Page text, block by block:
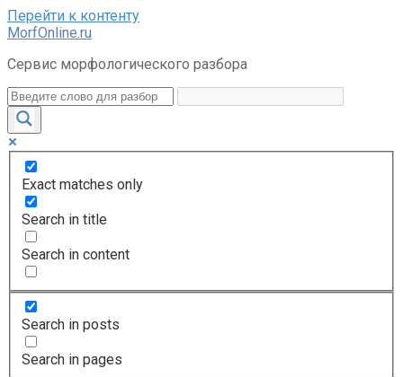
Перейти к контенту
MorfOnline.ru
Сервис морфологического разбора
Exact matches only
Search in title
Search in content
Search in posts
Search in pages